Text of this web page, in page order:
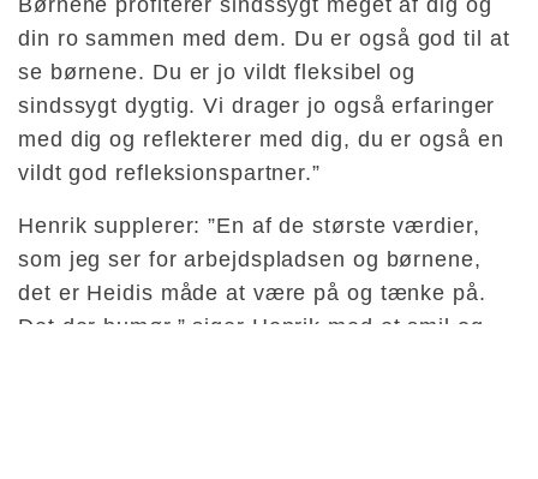
Børnene profiterer sindssygt meget af dig og
din ro sammen med dem. Du er også god til at
se børnene. Du er jo vildt fleksibel og
sindssygt dygtig. Vi drager jo også erfaringer
med dig og reflekterer med dig, du er også en
vildt god refleksionspartner.”
Henrik supplerer: ”En af de største værdier,
som jeg ser for arbejdspladsen og børnene,
det er Heidis måde at være på og tænke på.
Det der humør,” siger Henrik med et smil og